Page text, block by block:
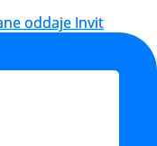
oddaje Invit